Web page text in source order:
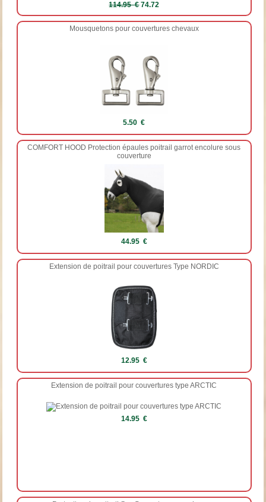
114.95 €74.72
Mousquetons pour couvertures chevaux
5.50 €
COMFORT HOOD Protection épaules poitrail garrot encolure sous
couverture
44.95 €
Extension de poitrail pour couvertures Type NORDIC
12.95 €
Extension de poitrail pour couvertures type ARCTIC
14.95 €